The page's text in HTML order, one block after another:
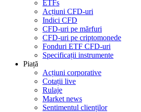
ETFs
Acțiuni CFD-uri
Indici CFD
CFD-uri pe mărfuri
CFD-uri pe criptomonede
Fonduri ETF CFD-uri
Specificații instrumente
Piață
Acțiuni corporative
Cotații live
Rulaje
Market news
Sentimentul clienților